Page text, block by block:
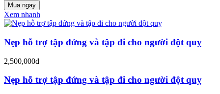
Mua ngay
Xem nhanh
Nẹp hỗ trợ tập đứng và tập đi cho người đột quỵ
2,500,000đ
Nẹp hỗ trợ tập đứng và tập đi cho người đột quỵ